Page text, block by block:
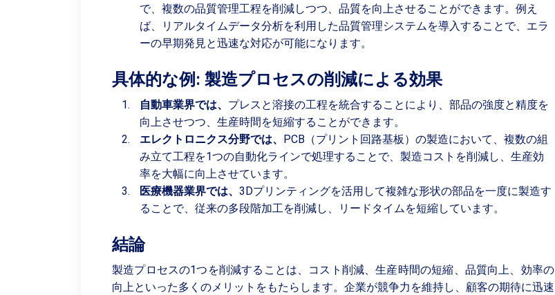
で、複数の品質管理工程を削減しつつ、品質を向上させることができます。例え
ば、リアルタイムデータ分析を利用した品質管理システムを導入することで、エラ
ーの早期発見と迅速な対応が可能になります。
具体的な例: 製造プロセスの削減による効果
自動車業界では、 プレスと溶接の工程を統合することにより、部品の強度と精度を
向上させつつ、生産時間を短縮することができます。
エレクトロニクス分野では、
PCB（プリント回路基板）の製造において、複数の組
み立て工程を1つの自動化ラインで処理することで、製造コストを削減し、生産効
率を大幅に向上させています。
医療機器業界では、 3Dプリンティングを活用して複雑な形状の部品を一度に製造す
ることで、従来の多段階加工を削減し、リードタイムを短縮しています。
結論
製造プロセスの1つを削減することは、コスト削減、生産時間の短縮、品質向上、効率の
向上といった多くのメリットをもたらします。企業が競争力を維持し、顧客の期待に迅速